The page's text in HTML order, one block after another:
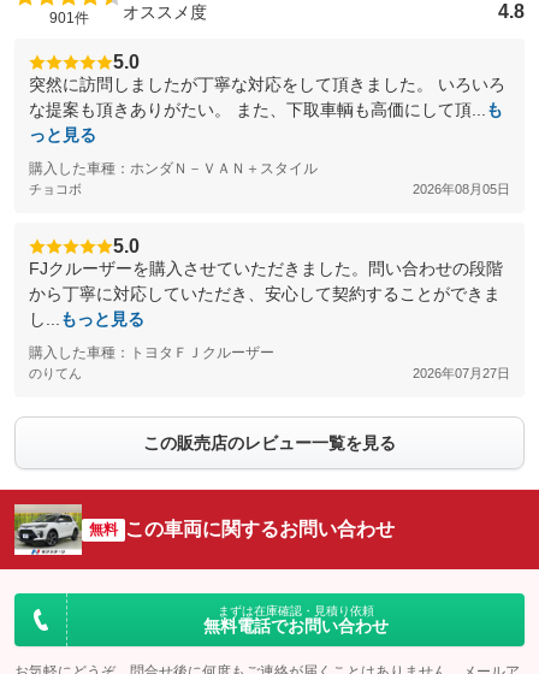
901件 オススメ度 4.8
5.0
突然に訪問しましたが丁寧な対応をして頂きました。 いろいろ
な提案も頂きありがたい。 また、下取車輌も高価にして頂...
も
っと見る
購入した車種：ホンダＮ－ＶＡＮ＋スタイル
チョコボ 2026年08月05日
5.0
FJクルーザーを購入させていただきました。問い合わせの段階
から丁寧に対応していただき、安心して契約することができま
し...
もっと見る
購入した車種：トヨタＦＪクルーザー
のりてん 2026年07月27日
この販売店のレビュー一覧を見る
無料 この車両に関するお問い合わせ
まずは在庫確認・見積り依頼
無料電話でお問い合わせ